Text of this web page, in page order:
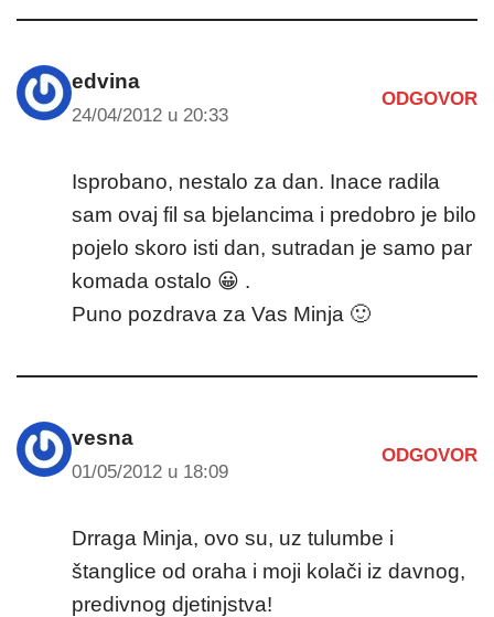
edvina
24/04/2012 u 20:33
ODGOVOR
Isprobano, nestalo za dan. Inace radila
sam ovaj fil sa bjelancima i predobro je bilo
pojelo skoro isti dan, sutradan je samo par
komada ostalo 😀 .
Puno pozdrava za Vas Minja 🙂
vesna
01/05/2012 u 18:09
ODGOVOR
Drraga Minja, ovo su, uz tulumbe i
štanglice od oraha i moji kolači iz davnog,
predivnog djetinjstva!